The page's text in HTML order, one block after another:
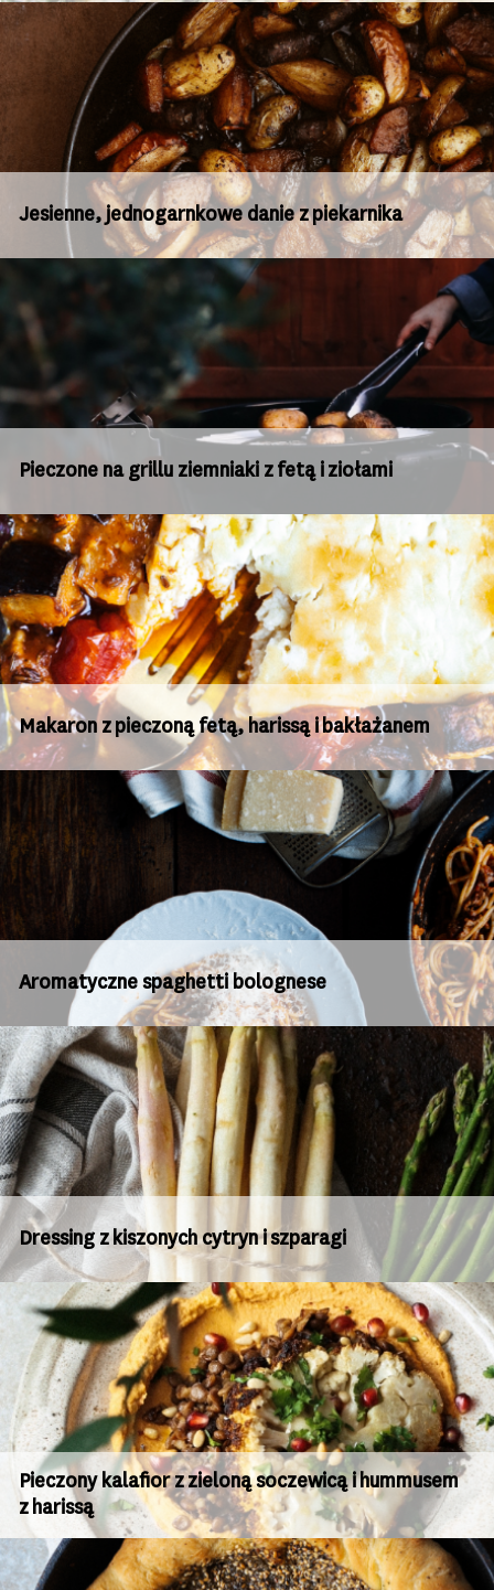
Jesienne, jednogarnkowe danie z piekarnika
Pieczone na grillu ziemniaki z fetą i ziołami
Makaron z pieczoną fetą, harissą i bakłażanem
Aromatyczne spaghetti bolognese
Dressing z kiszonych cytryn i szparagi
Pieczony kalafior z zieloną soczewicą i hummusem
z harissą